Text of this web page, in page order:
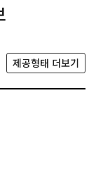
제공형태 더보기